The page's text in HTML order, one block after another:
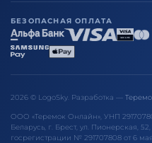
БЕЗОПАСНАЯ ОПЛАТА
2026 © LogoSky. Разработка —
ООО «Теремок Онлайн», УНП
Беларусь, г. Брест, ул. Пионерская, 52,
госрегистрации № 291707808 от 6